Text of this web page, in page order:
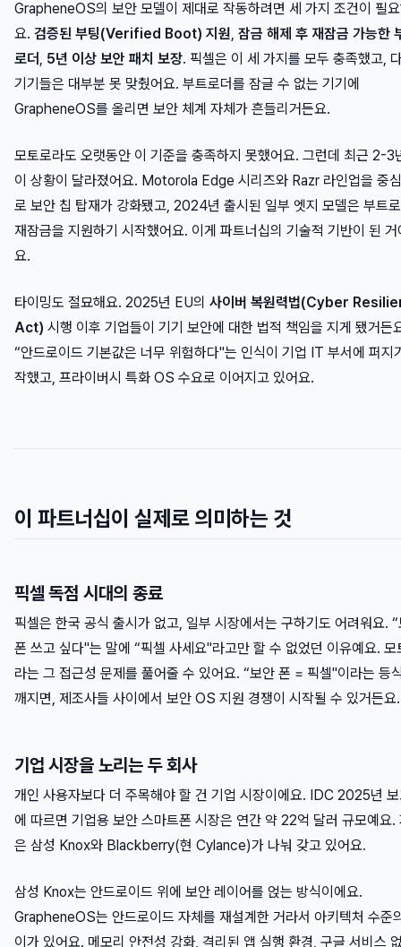
GrapheneOS의 보안 모델이 제대로 작동하려면 세 가지 조건이 필
요. 검증된 부팅(Verified Boot) 지원, 잠금 해제 후 재잠금 가능한
로더 , 5년 이상 보안 패치 보장. 픽셀은 이 세 가지를 모두 충족했고,
기기들은 대부분 못 맞췄어요. 부트로더를 잠글 수 없는 기기에
GrapheneOS를 올리면 보안 체계 자체가 흔들리거든요.
모토로라도 오랫동안 이 기준을 충족하지 못했어요. 그런데 최근 2-3
이 상황이 달라졌어요. Motorola Edge 시리즈와 Razr 라인업을 중
로 보안 칩 탑재가 강화됐고, 2024년 출시된 일부 엣지 모델은 부트
재잠금을 지원하기 시작했어요. 이게 파트너십의 기술적 기반이 된 거
요.
타이밍도 절묘해요. 2025년 EU의 사이버 복원력법(Cyber
Act) 시행 이후 기업들이 기기 보안에 대한 법적 책임을 지게 됐거든
“안드로이드 기본값은 너무 위험하다"는 인식이 기업 IT 부서에 퍼지
작했고, 프라이버시 특화 OS 수요로 이어지고 있어요.
이 파트너십이 실제로 의미하는 것
픽셀 독점 시대의 종료
픽셀은 한국 공식 출시가 없고, 일부 시장에서는 구하기도 어려워요.
폰 쓰고 싶다"는 말에 “픽셀 사세요"라고만 할 수 없었던 이유예요. 모
라는 그 접근성 문제를 풀어줄 수 있어요. “보안 폰 = 픽셀"이라는 등
깨지면, 제조사들 사이에서 보안 OS 지원 경쟁이 시작될 수 있거든요.
기업 시장을 노리는 두 회사
개인 사용자보다 더 주목해야 할 건 기업 시장이에요. IDC 2025년
에 따르면 기업용 보안 스마트폰 시장은 연간 약 22억 달러 규모예요.
은 삼성 Knox와 Blackberry(현 Cylance)가 나눠 갖고 있어요.
삼성 Knox는 안드로이드 위에 보안 레이어를 얹는 방식이에요.
GrapheneOS는 안드로이드 자체를 재설계한 거라서 아키텍처 수준
이가 있어요. 메모리 안전성 강화, 격리된 앱 실행 환경, 구글 서비스